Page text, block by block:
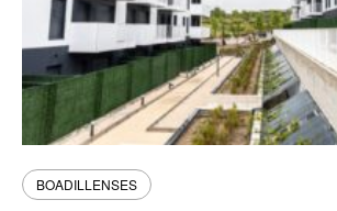
BOADILLENSES